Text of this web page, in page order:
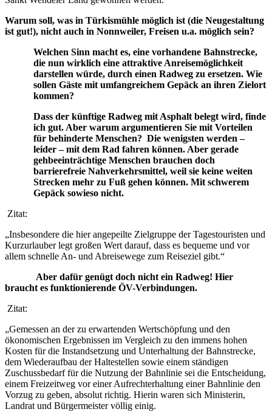
Warum soll, was in Türkismühle möglich ist (die Neugestaltung
ist gut!), nicht auch in Nonnweiler, Freisen u.a. möglich sein?
Welchen Sinn macht es, eine vorhandene Bahnstrecke,
die nun wirklich eine attraktive Anreisemöglichkeit
darstellen würde, durch einen Radweg zu ersetzen. Wie
sollen Gäste mit umfangreichem Gepäck an ihren Zielort
kommen?
Dass der künftige Radweg mit Asphalt belegt wird, finde
ich gut. Aber warum argumentieren Sie mit Vorteilen
für behinderte Menschen? Die wenigsten werden –
leider – mit dem Rad fahren können. Aber gerade
gehbeeinträchtige Menschen brauchen doch
barrierefreie Nahverkehrsmittel, weil sie keine weiten
Strecken mehr zu Fuß gehen können. Mit schwerem
Gepäck sowieso nicht.
Zitat:
„Insbesondere die hier angepeilte Zielgruppe der Tagestouristen und
Kurzurlauber legt großen Wert darauf, dass es bequeme und vor
allem schnelle An- und Abreisewege zum Reiseziel gibt.“
Aber dafür genügt doch nicht ein Radweg! Hier
braucht es funktionierende ÖV-Verbindungen.
Zitat:
„Gemessen an der zu erwartenden Wertschöpfung und den
ökonomischen Ergebnissen im Vergleich zu den immens hohen
Kosten für die Instandsetzung und Unterhaltung der Bahnstrecke,
dem Wiederaufbau der Haltestellen sowie einem ständigen
Zuschussbedarf für die Nutzung der Bahnlinie sei die Entscheidung,
einem Freizeitweg vor einer Aufrechterhaltung einer Bahnlinie den
Vorzug zu geben, absolut richtig. Hierin waren sich Ministerin,
Landrat und Bürgermeister völlig einig.